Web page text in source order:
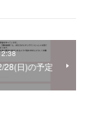
28(日)の予定